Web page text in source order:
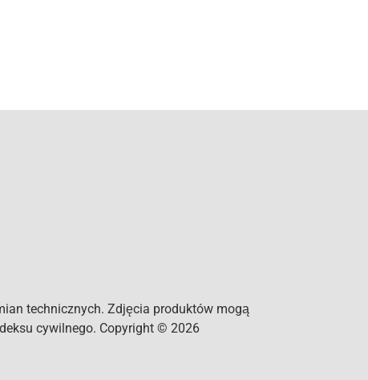
technicznych. Zdjęcia produktów mogą
cywilnego. Copyright © 2026